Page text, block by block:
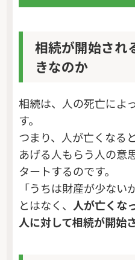
相続が開始され
きなのか
相続は、人の死亡によ
す。
つまり、人が亡くなる
あげる人もらう人の意
タートするのです。
「うちは財産が少ない
とはなく、 人が亡くな
人に対して相続が開始